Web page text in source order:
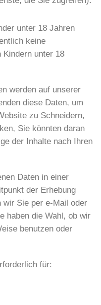
unter 18 Jahren
keine
Kindern unter 18
werden auf unserer
diese Daten, um
zu Schneidern,
Sie könnten daran
der Inhalte nach Ihren
Daten in einer
der Erhebung
wir Sie per e-Mail oder
haben die Wahl, ob wir
benutzen oder
für: